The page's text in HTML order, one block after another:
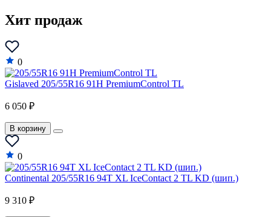
Хит продаж
0
Gislaved 205/55R16 91H PremiumControl TL
6 050 ₽
В корзину
0
Continental 205/55R16 94T XL IceContact 2 TL KD (шип.)
9 310 ₽